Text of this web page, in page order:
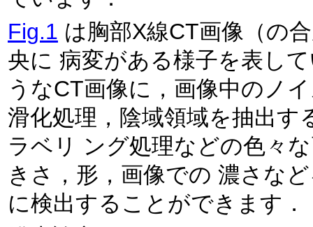
Fig.1 は胸部X線CT画像（の
央に 病変がある様子を表し
うなCT画像に，画像中のノ
滑化処理，陰域領域を抽出す
ラベリ ング処理などの色々
きさ，形，画像での 濃さな
に検出することができます．